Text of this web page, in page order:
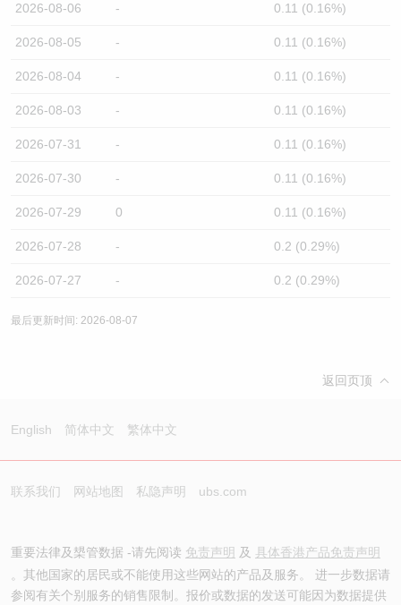
2026-08-06 - 0.11 (0.16%)
2026-08-05 - 0.11 (0.16%)
2026-08-04 - 0.11 (0.16%)
2026-08-03 - 0.11 (0.16%)
2026-07-31 - 0.11 (0.16%)
2026-07-30 - 0.11 (0.16%)
2026-07-29 0 0.11 (0.16%)
2026-07-28 - 0.2 (0.29%)
2026-07-27 - 0.2 (0.29%)
最后更新时间: 2026-08-07
返回页顶
English 简体中文 繁体中文
联系我们 网站地图 私隐声明 ubs.com
重要法律及槼管数据 -请先阅读 免责声明 及 具体香港产品免责声明
。其他国家的居民或不能使用这些网站的产品及服务。 进一步数据请
参阅有关个别服务的销售限制。报价或数据的发送可能因为数据提供